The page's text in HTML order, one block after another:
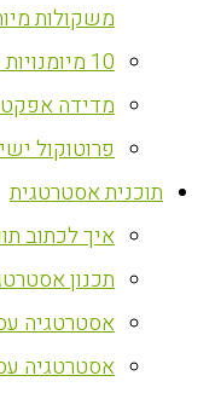
משקולות
10 מיומנויות קריטיות ליועץ אסטרטגי
מדידה
פרוטוקול
‏תוכנית אסטרטגית
איך לכתוב
תכנון
אסטרטגיה
אסטרטגיה